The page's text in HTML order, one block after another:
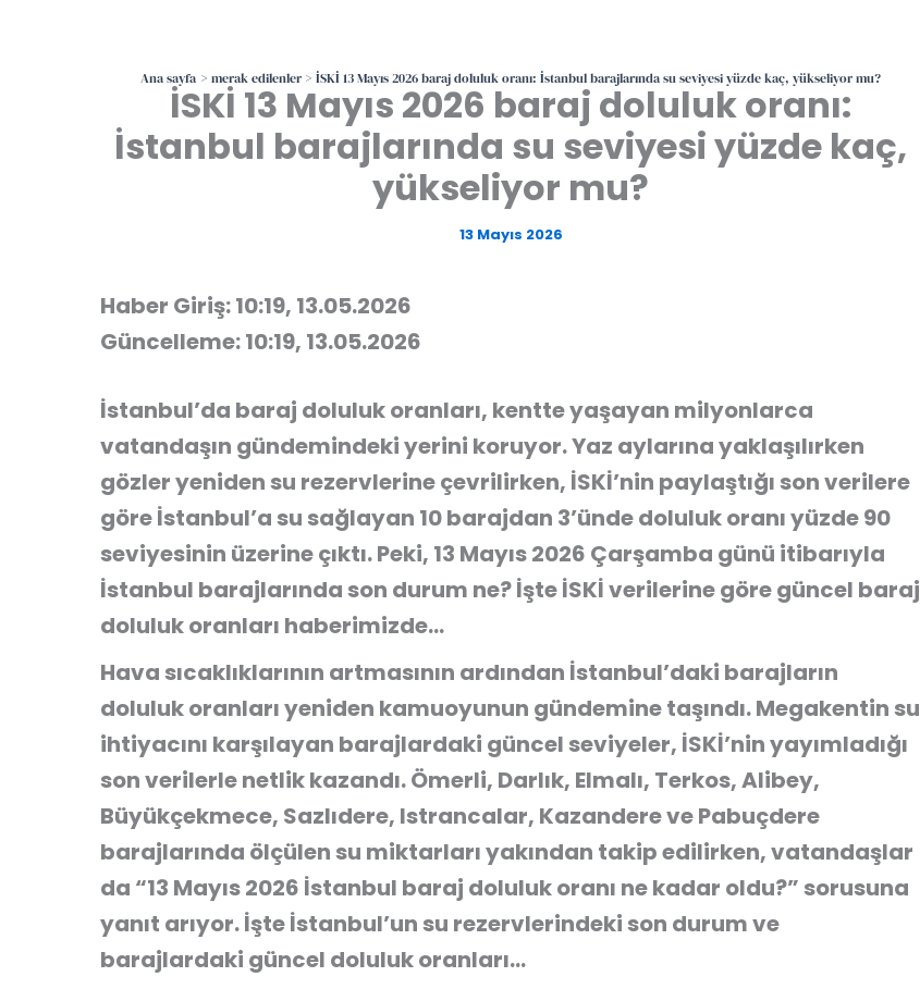
Ana sayfa merak edilenler İSKİ 13 Mayıs 2026 baraj doluluk oranı: İstanbul barajlarında su seviyesi yüzde kaç, yükseliyor mu?
İSKİ 13 Mayıs 2026 baraj doluluk oranı:
İstanbul barajlarında su seviyesi yüzde kaç,
yükseliyor mu?
13 Mayıs 2026
Haber Giriş: 10:19, 13.05.2026
Güncelleme: 10:19, 13.05.2026
İstanbul’da baraj doluluk oranları, kentte yaşayan milyonlarca
vatandaşın gündemindeki yerini koruyor. Yaz aylarına yaklaşılırken
gözler yeniden su rezervlerine çevrilirken, İSKİ’nin paylaştığı son verilere
göre İstanbul’a su sağlayan 10 barajdan 3’ünde doluluk oranı yüzde 90
seviyesinin üzerine çıktı. Peki, 13 Mayıs 2026 Çarşamba günü itibarıyla
İstanbul barajlarında son durum ne? İşte İSKİ verilerine göre güncel baraj
doluluk oranları haberimizde…
Hava sıcaklıklarının artmasının ardından İstanbul’daki barajların
doluluk oranları yeniden kamuoyunun gündemine taşındı. Megakentin su
ihtiyacını karşılayan barajlardaki güncel seviyeler, İSKİ’nin yayımladığı
son verilerle netlik kazandı. Ömerli, Darlık, Elmalı, Terkos, Alibey,
Büyükçekmece, Sazlıdere, Istrancalar, Kazandere ve Pabuçdere
barajlarında ölçülen su miktarları yakından takip edilirken, vatandaşlar
da “13 Mayıs 2026 İstanbul baraj doluluk oranı ne kadar oldu?” sorusuna
yanıt arıyor. İşte İstanbul’un su rezervlerindeki son durum ve
barajlardaki güncel doluluk oranları…